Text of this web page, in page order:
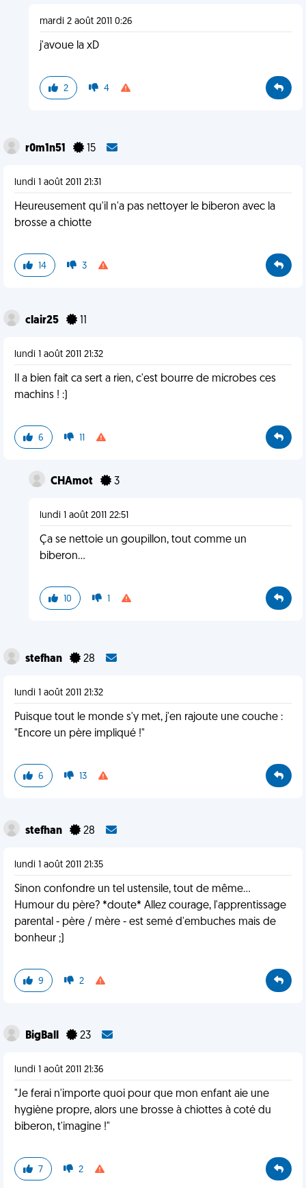
mardi 2 août 2011 0:26
j'avoue la xD
2 4
r0m1n51 15
lundi 1 août 2011 21:31
Heureusement qu'il n'a pas nettoyer le biberon avec la
brosse a chiotte
14 3
clair25
lundi 1 août 2011 21:32
Il a bien fait ca sert a rien, c'est bourre de microbes ces
machins ! :)
6 11
CHAmot 3
lundi 1 août 2011 22:51
Ça se nettoie un goupillon, tout comme un
biberon...
10 1
stefhan 28
lundi 1 août 2011 21:32
Puisque tout le monde s'y met, j'en rajoute une couche :
"Encore un père impliqué !"
6 13
stefhan 28
lundi 1 août 2011 21:35
Sinon confondre un tel ustensile, tout de même...
Humour du père? *doute* Allez courage, l'apprentissage
parental - père / mère - est semé d'embuches mais de
bonheur ;)
9 2
BigBall 23
lundi 1 août 2011 21:36
"Je ferai n'importe quoi pour que mon enfant aie une
hygiène propre, alors une brosse à chiottes à coté du
biberon, t'imagine !"
7 2